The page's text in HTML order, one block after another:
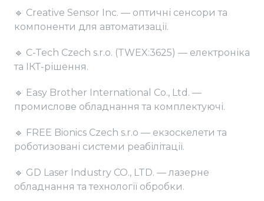
🔹 Creative Sensor Inc. — оптичні сенсори та
компоненти для автоматизації.
🔹 C-Tech Czech s.r.o. (TWEX:3625) — електроніка
та ІКТ-рішення.
🔹 Easy Brother International Co., Ltd. —
промислове обладнання та комплектуючі.
🔹 FREE Bionics Czech s.r.o — екзоскелети та
роботизовані системи реабілітації.
🔹 GD Laser Industry CO., LTD. — лазерне
обладнання та технології обробки.